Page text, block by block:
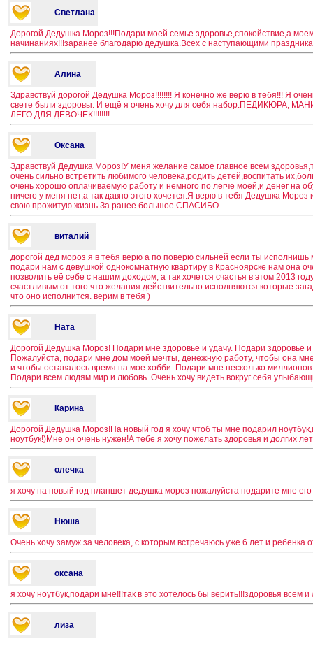
Светлана
Дорогой Дедушка Мороз!!!Подари моей семье здоровье,спокойствие,а
начинаниях!!!заранее благодарю дедушка.Всех с наступающими
Алина
Здравствуй дорогой Дедушка Мороз!!!!!!!! Я конечно же верю в тебя!!! Я
свете были здоровы. И ещё я очень хочу для себя набор:ПЕДИКЮРА,
ЛЕГО ДЛЯ ДЕВОЧЕК!!!!!!!!
Оксана
Здравствуй Дедушка Мороз!У меня желание самое главное всем
очень сильно встретить любимого человека,родить детей,воспитать
очень хорошо оплачиваемую работу и немного по легче моей,и денег на
ничего у меня нет,а так давно этого хочется.Я верю в тебя Дедушка
свою прожитую жизнь.За ранее большое СПАСИБО.
виталий
дорогой дед мороз я в тебя верю а по поверю сильней если ты
подари нам с девушкой однокомнатную квартиру в Красноярске нам она
позволить её себе с нашим доходом, а так хочется счастья в этом 2013
счастливым от того что желания действительно исполняются которые
что оно исполнится. верим в тебя )
Ната
Дорогой Дедушка Мороз! Подари мне здоровье и удачу. Подари здоровье
Пожалуйста, подари мне дом моей мечты, денежную работу, чтобы она
и чтобы оставалось время на мое хобби. Подари мне несколько
Подари всем людям мир и любовь. Очень хочу видеть вокруг себя
Карина
Дорогой Дедушка Мороз!На новый год я хочу чтоб ты мне подарил
ноутбук!)Мне он очень нужен!А тебе я хочу пожелать здоровья и долгих
олечка
я хочу на новый год планшет дедушка мороз пожалуйста подарите мне
Нюша
Очень хочу замуж за человека, с которым встречаюсь уже 6 лет и ребенка
оксана
я хочу ноутбук,подари мне!!!так в это хотелось бы верить!!!здоровья всем
лиза